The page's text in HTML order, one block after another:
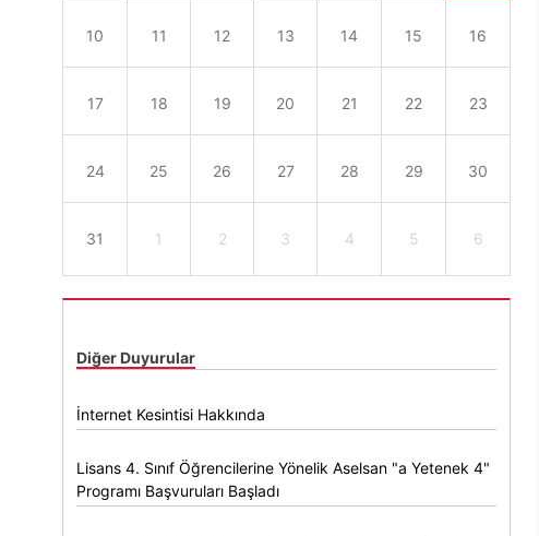
10 11 12 13 14 15 16
17 18 19 20 21 22 23
24 25 26 27 28 29 30
31 1 2 3 4 5 6
Diğer Duyurular
İnternet Kesintisi Hakkında
Lisans 4. Sınıf Öğrencilerine Yönelik Aselsan "a Yetenek 4"
Programı Başvuruları Başladı